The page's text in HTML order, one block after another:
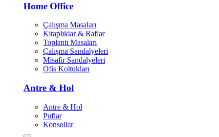
Home Office
Çalışma Masaları
Kitaplıklar & Raflar
Toplantı Masaları
Çalışma Sandalyeleri
Misafir Sandalyeleri
Ofis Koltukları
Antre & Hol
Antre & Hol
Puflar
Konsollar